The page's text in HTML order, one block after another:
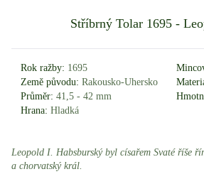
Stříbrný Tolar 1695 -
Rok ražby: 1695
Země původu: Rakousko-Uhersko
Průměr: 41,5 - 42 mm
Hrana: Hladká
Leopold I. Habsburský byl císařem Svaté říše
a chorvatský král.